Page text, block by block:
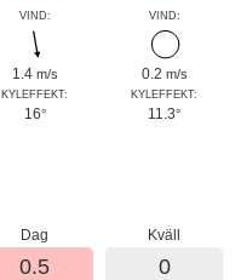
VIND:
1.4 m/s
KYLEFFEKT:
16°
VIND:
0.2 m/s
KYLEFFEKT:
11.3°
Dag
0.5
Kväll
0